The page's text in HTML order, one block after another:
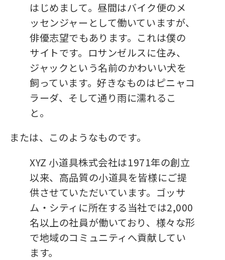
はじめまして。昼間はバイク便のメ
ッセンジャーとして働いていますが、
俳優志望でもあります。これは僕の
サイトです。ロサンゼルスに住み、
ジャックという名前のかわいい犬を
飼っています。好きなものはピニャコ
ラーダ、そして通り雨に濡れるこ
と。
または、このようなものです。
XYZ 小道具株式会社は1971年の創立
以来、高品質の小道具を皆様にご提
供させていただいています。ゴッサ
ム・シティに所在する当社では2,000
名以上の社員が働いており、様々な形
で地域のコミュニティへ貢献してい
ます。